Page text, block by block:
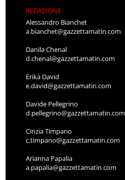
REDAZIONE
Alessandro Bianchet
a.bianchet@gazzettamatin.com
Danila Chenal
d.chenal@gazzettamatin.com
Erika David
e.david@gazzettamatin.com
Davide Pellegrino
d.pellegrino@gazzettamatin.com
Cinzia Timpano
c.timpano@gazzettamatin.com
Arianna Papalia
a.papalia@gazzettamatin.com